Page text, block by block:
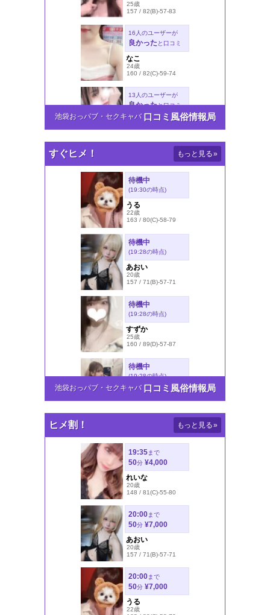
池袋おっパブ・セクキャバ 口コミ風俗情報局
すぐヒメ！ もっと見る»
池袋おっパブ・セクキャバ 口コミ風俗情報局
ヒメ割！ もっと見る»